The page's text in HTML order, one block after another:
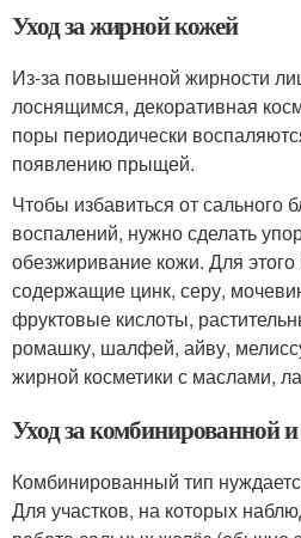
Уход за жирной кожей
Из-за повышенной жирности
лоснящимся, декоративная
поры периодически
появлению прыщей.
Чтобы избавиться от сального
воспалений, нужно сделать
обезжиривание кожи. Для этого
содержащие цинк, серу,
фруктовые кислоты,
ромашку, шалфей, айву,
жирной косметики с маслами,
Уход за комбинированной
Комбинированный тип
Для участков, на которых